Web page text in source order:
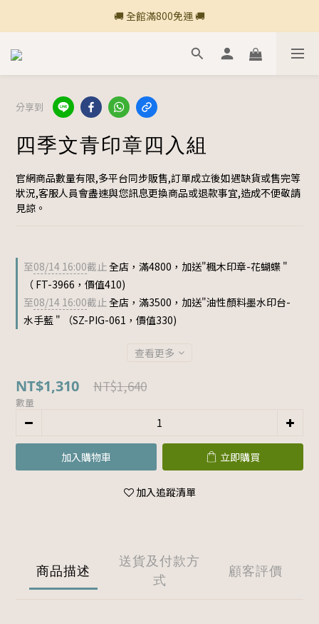
🚚 全館滿800免運 🚚
🚚 全館滿800免運 🚚
🍎 點三條橫線登入會員享購物點數回饋🍎
🚚 全館滿800免運 🚚
分享到
四季文青印章四入組
官網商品數量有限,多平台同步販售,訂單成立後如遇缺貨或售完等
狀況,客服人員會盡速與您訊息更換商品或退款事宜,造成不便敬請
見諒。
至08/14 16:00截止全店，滿4800，加送"楓木印章-花蝴蝶 "
（ FT-3966，價值410)
至08/14 16:00截止全店，滿3500，加送"油性顏料墨水印台-
水手藍 " （SZ-PIG-061，價值330)
查看更多
NT$1,310 NT$1,640
數量
加入購物車 立即購買
加入追蹤清單
商品描述
送貨及付款方
式
顧客評價